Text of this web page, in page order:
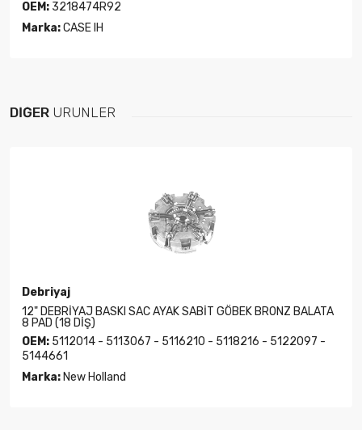
OEM: 3218474R92
Marka:CASE IH
DIĞER ÜRÜNLER
Debriyaj
12" DEBRİYAJ BASKI SAC AYAK SABİT GÖBEK BRONZ BALATA
8 PAD (18 DİŞ)
OEM: 5112014 - 5113067 - 5116210 - 5118216 - 5122097 -
5144661
Marka: New Holland